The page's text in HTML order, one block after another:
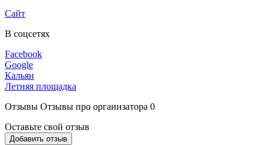
Сайт
В соцсетях
Facebook
Google
Кальян
Летняя площадка
Отзывы Отзывы про организатора 0
Оставьте свой отзыв
Добавить отзыв